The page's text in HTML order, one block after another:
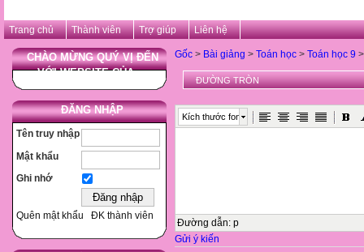
Trang chủ Thành viên Trợ giúp Liên hệ
CHÀO MỪNG QUÝ VỊ ĐẾN
VỚI WEBSITE CỦA ...
ĐĂNG NHẬP
Tên truy nhập
Mật khẩu
Ghi nhớ
Quên mật khẩu ĐK thành viên
Gốc > Bài giảng > Toán học > Toán học 9 >
ĐƯỜNG TRÒN
Kích thước font
Đường dẫn: p
Gửi ý kiến